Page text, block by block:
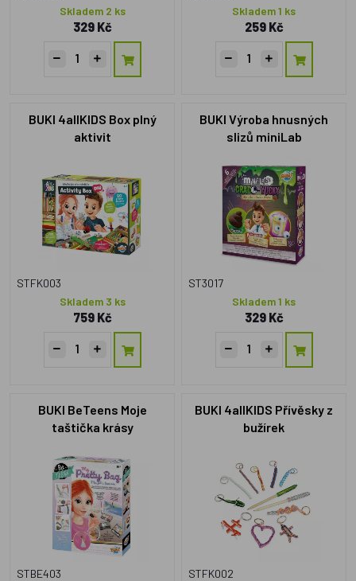
Skladem 2 ks
329 Kč
Skladem 1 ks
259 Kč
BUKI 4allKIDS Box plný
aktivit
STFK003
Skladem 3 ks
759 Kč
BUKI Výroba hnusných
slizů miniLab
ST3017
Skladem 1 ks
329 Kč
BUKI BeTeens Moje
taštička krásy
STBE403
BUKI 4allKIDS Přívěsky z
bužírek
STFK002